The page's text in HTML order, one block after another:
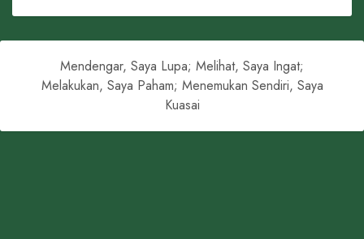
Mendengar, Saya Lupa; Melihat, Saya Ingat;
Melakukan, Saya Paham; Menemukan Sendiri, Saya
Kuasai